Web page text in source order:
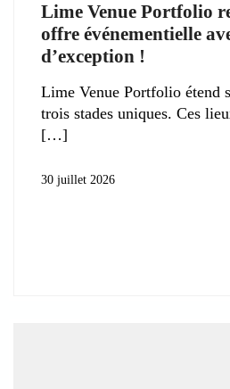
Lime Venue Portfolio
offre événementielle
d’exception !
Lime Venue Portfolio étend
trois stades uniques. Ces
30 juillet 2026